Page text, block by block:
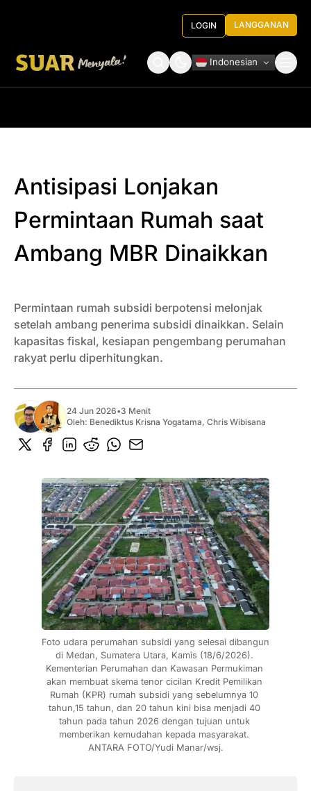
LOGIN LANGGANAN
Indonesian
Antisipasi Lonjakan
Permintaan Rumah saat
Ambang MBR Dinaikkan
Permintaan rumah subsidi berpotensi melonjak
setelah ambang penerima subsidi dinaikkan. Selain
kapasitas fiskal, kesiapan pengembang perumahan
rakyat perlu diperhitungkan.
24 Jun 2026•3 Menit
Oleh: Benediktus Krisna Yogatama, Chris Wibisana
Foto udara perumahan subsidi yang selesai dibangun
di Medan, Sumatera Utara, Kamis (18/6/2026).
Kementerian Perumahan dan Kawasan Permukiman
akan membuat skema tenor cicilan Kredit Pemilikan
Rumah (KPR) rumah subsidi yang sebelumnya 10
tahun,15 tahun, dan 20 tahun kini bisa menjadi 40
tahun pada tahun 2026 dengan tujuan untuk
memberikan kemudahan kepada masyarakat.
ANTARA FOTO/Yudi Manar/wsj.